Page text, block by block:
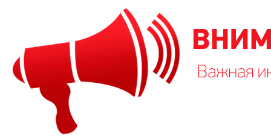
Кооперативные
Стратегические
Приключения
Экономические
О мышах и тайнах
Эволюция
Зельеварение
Стиль Жизни
Crowd Games
Пиксель Тактикс
Саграда